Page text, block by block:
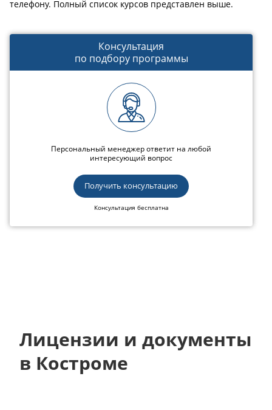
телефону. Полный список курсов представлен выше.
Консультация
по подбору программы
Персональный менеджер ответит на любой
интересующий вопрос
Получить консультацию
Консультация бесплатна
Лицензии и документы
в Костроме